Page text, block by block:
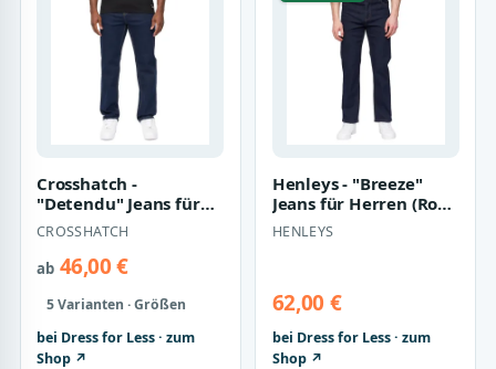
Crosshatch -
"Detendu" Jeans für
Herren (Rohe Wäsche)
CROSSHATCH
ab46,00 €
5 Varianten · Größen
bei Dress for Less · zum
Shop ↗
Henleys - "Breeze"
Jeans für Herren (Rohe
Wäsche)
HENLEYS
62,00 €
bei Dress for Less · zum
Shop ↗